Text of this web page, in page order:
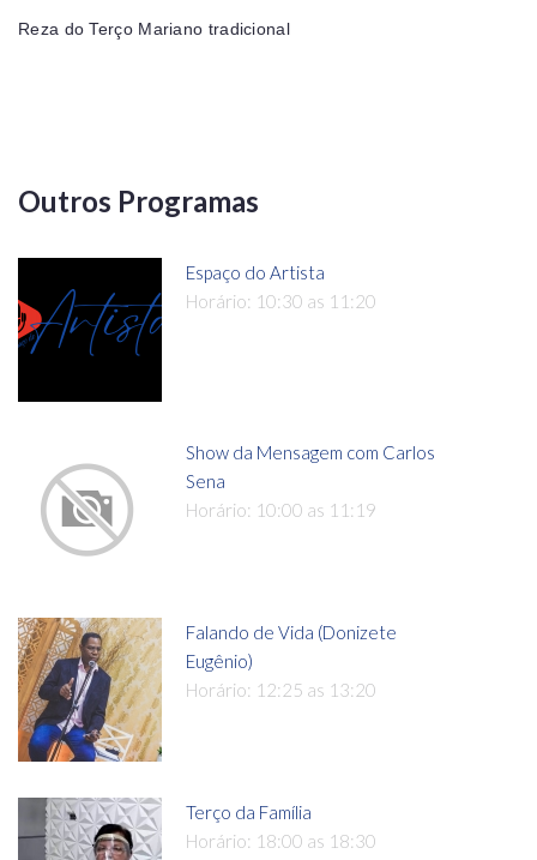
Reza do Terço Mariano tradicional
Outros Programas
Espaço do Artista
Horário: 10:30 as 11:20
Show da Mensagem com Carlos
Sena
Horário: 10:00 as 11:19
Falando de Vida (Donizete
Eugênio)
Horário: 12:25 as 13:20
Terço da Família
Horário: 18:00 as 18:30